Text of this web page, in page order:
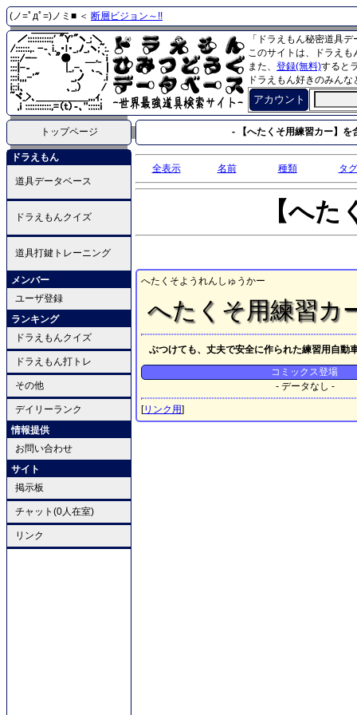
(ノ=ﾟдﾟ=)ノミ■ ＜ 断層ビジョン～!!
「ドラえもん秘密道具
このサイトは、ドラえ
また、 登録(無料)すると
ドラえもん好きのみん
アカウント
トップページ - 【へたくそ用練習カー】を
ドラえもん
道具データベース
ドラえもんクイズ
道具打鍵トレーニング
メンバー
ユーザ登録
ランキング
ドラえもんクイズ
ドラえもん打トレ
その他
デイリーランク
情報提供
お問い合わせ
サイト
掲示板
チャット(0人在室)
リンク
全表示 名前 種類 タグ
【へ
へたくそようれんしゅうかー
へたくそ用練習カ
ぶつけても、丈夫で安全に作られた練習用自動
コミックス登場
- データなし -
[リンク用]